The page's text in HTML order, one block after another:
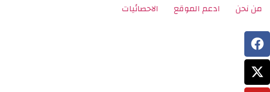
من نحن ادعم الموقع الاحصائيات